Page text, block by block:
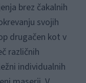
brez čakalnih
svojih
drugačen kot v
različnih
individualnih